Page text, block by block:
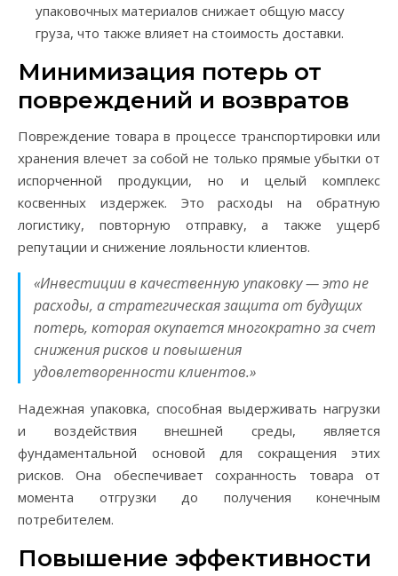
упаковочных материалов снижает общую массу
груза, что также влияет на стоимость доставки.
Минимизация потерь от
повреждений и возвратов
Повреждение товара в процессе транспортировки или
хранения влечет за собой не только прямые убытки от
испорченной продукции, но и целый комплекс
косвенных издержек. Это расходы на обратную
логистику, повторную отправку, а также ущерб
репутации и снижение лояльности клиентов.
«Инвестиции в качественную упаковку — это не
расходы, а стратегическая защита от будущих
потерь, которая окупается многократно за счет
снижения рисков и повышения
удовлетворенности клиентов.»
Надежная упаковка, способная выдерживать нагрузки
и воздействия внешней среды, является
фундаментальной основой для сокращения этих
рисков. Она обеспечивает сохранность товара от
момента отгрузки до получения конечным
потребителем.
Повышение эффективности